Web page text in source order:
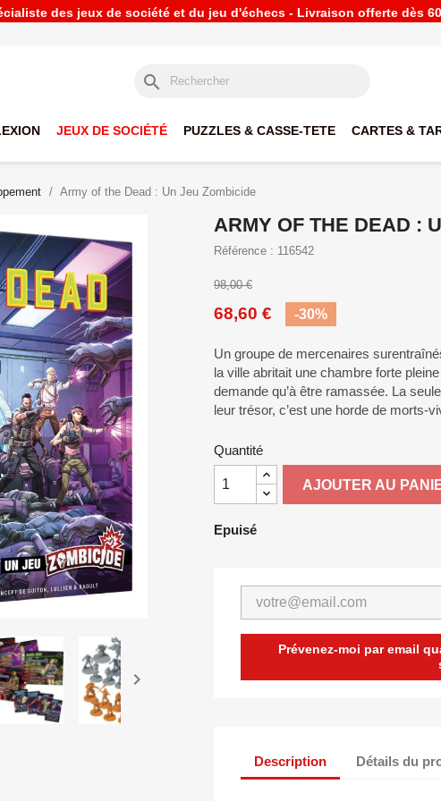
des jeux de société et du jeu d'échecs - Livraison offerte dès
search
JEUX DE SOCIÉTÉ PUZZLES & CASSE-TETE CARTES &
Army of the Dead : Un Jeu Zombicide

ARMY OF THE DEAD :
Référence : 116542
98,00 €
68,60 € -30%
Un groupe de mercenaires
la ville abritait une chambre forte
demande qu’à être ramassée. La
leur trésor, c’est une horde de morts-
Quantité
AJOUTER AU
Epuisé
Prévenez-moi par email
Description Détails du